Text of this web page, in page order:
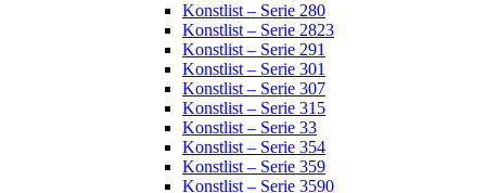
Konstlist – Serie 280
Konstlist – Serie 2823
Konstlist – Serie 291
Konstlist – Serie 301
Konstlist – Serie 307
Konstlist – Serie 315
Konstlist – Serie 33
Konstlist – Serie 354
Konstlist – Serie 359
Konstlist – Serie 3590